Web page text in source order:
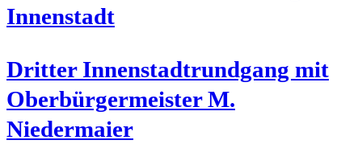
Innenstadt
Drit­ter Innen­stadt­rund­gang mit
Ober­bür­ger­meis­ter M.
Niedermaier